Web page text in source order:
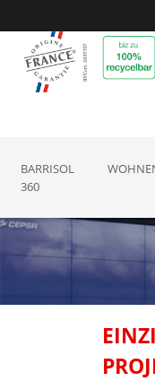
BARRISOL
360